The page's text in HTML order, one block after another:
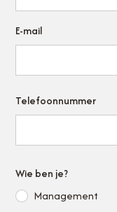
E-mail
Telefoonnummer
Wie ben je?
Management